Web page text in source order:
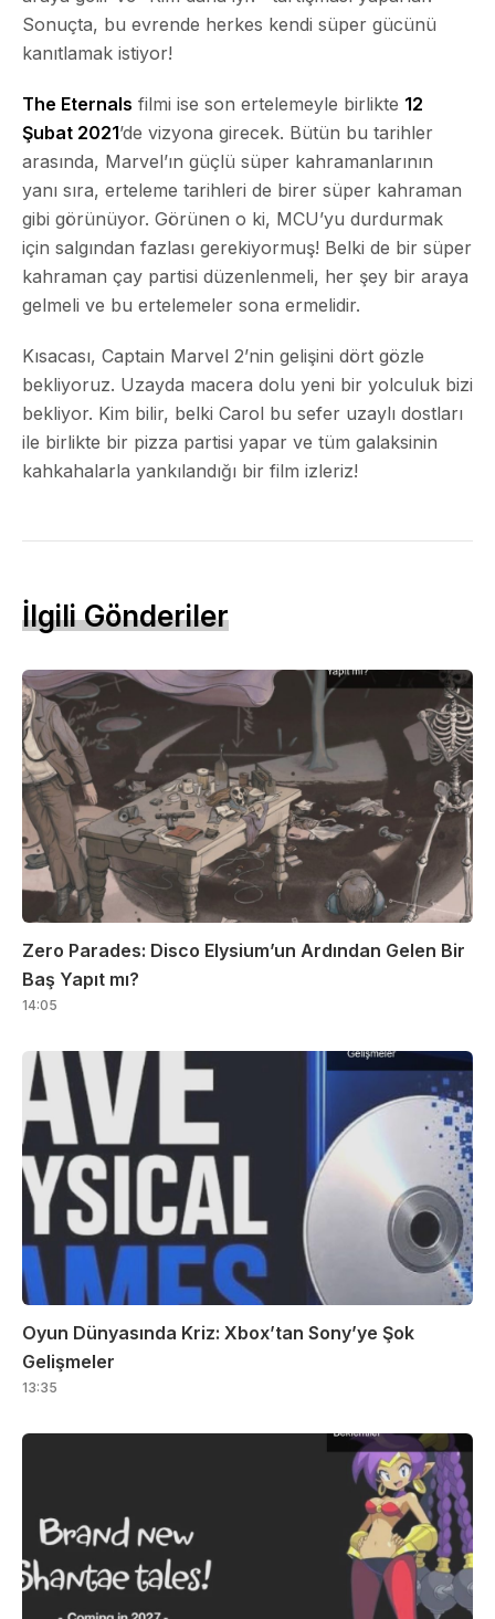
Sonuçta, bu evrende herkes kendi süper gücünü
kanıtlamak istiyor!
The Eternals filmi ise son ertelemeyle birlikte 12
Şubat 2021’de vizyona girecek. Bütün bu tarihler
arasında, Marvel’ın güçlü süper kahramanlarının
yanı sıra, erteleme tarihleri de birer süper kahraman
gibi görünüyor. Görünen o ki, MCU’yu durdurmak
için salgından fazlası gerekiyormuş! Belki de bir süper
kahraman çay partisi düzenlenmeli, her şey bir araya
gelmeli ve bu ertelemeler sona ermelidir.
Kısacası, Captain Marvel 2’nin gelişini dört gözle
bekliyoruz. Uzayda macera dolu yeni bir yolculuk bizi
bekliyor. Kim bilir, belki Carol bu sefer uzaylı dostları
ile birlikte bir pizza partisi yapar ve tüm galaksinin
kahkahalarla yankılandığı bir film izleriz!
İlgili Gönderiler
Zero Parades: Disco Elysium’un Ardından Gelen Bir
Baş Yapıt mı?
14:05
Oyun Dünyasında Kriz: Xbox’tan Sony’ye Şok
Gelişmeler
13:35